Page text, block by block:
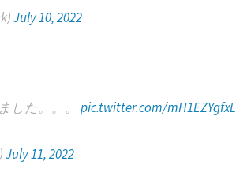
July 10, 2022
した。。。pic.twitter.com/mH1EZYgfxL
July 11, 2022